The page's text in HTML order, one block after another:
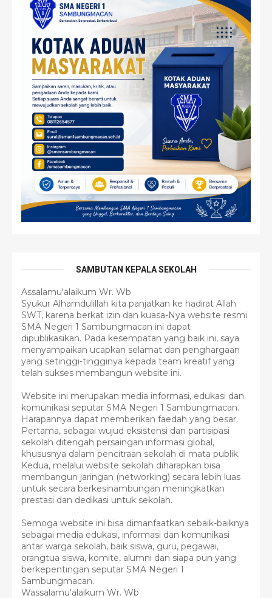
SAMBUTAN KEPALA SEKOLAH
Assalamu'alaikum Wr. Wb
Syukur Alhamdulillah kita panjatkan ke hadirat Allah
SWT, karena berkat izin dan kuasa-Nya website resmi
SMA Negeri 1 Sambungmacan ini dapat
dipublikasikan. Pada kesempatan yang baik ini, saya
menyampaikan ucapkan selamat dan penghargaan
yang setinggi-tingginya kepada team kreatif yang
telah sukses membangun website ini.
Website ini merupakan media informasi, edukasi dan
komunikasi seputar SMA Negeri 1 Sambungmacan.
Harapannya dapat memberikan faedah yang besar.
Pertama, sebagai wujud eksistensi dan partisipasi
sekolah ditengah persaingan informasi global,
khususnya dalam pencitraan sekolah di mata publik.
Kedua, melalui website sekolah diharapkan bisa
membangun jaringan (networking) secara lebih luas
untuk secara berkesinambungan meningkatkan
prestasi dan dedikasi untuk sekolah.
Semoga website ini bisa dimanfaatkan sebaik-baiknya
sebagai media edukasi, informasi dan komunikasi
antar warga sekolah, baik siswa, guru, pegawai,
orangtua siswa, komite, alumni dan siapa pun yang
berkepentingan seputar SMA Negeri 1
Sambungmacan.
Wassalamu'alaikum Wr. Wb